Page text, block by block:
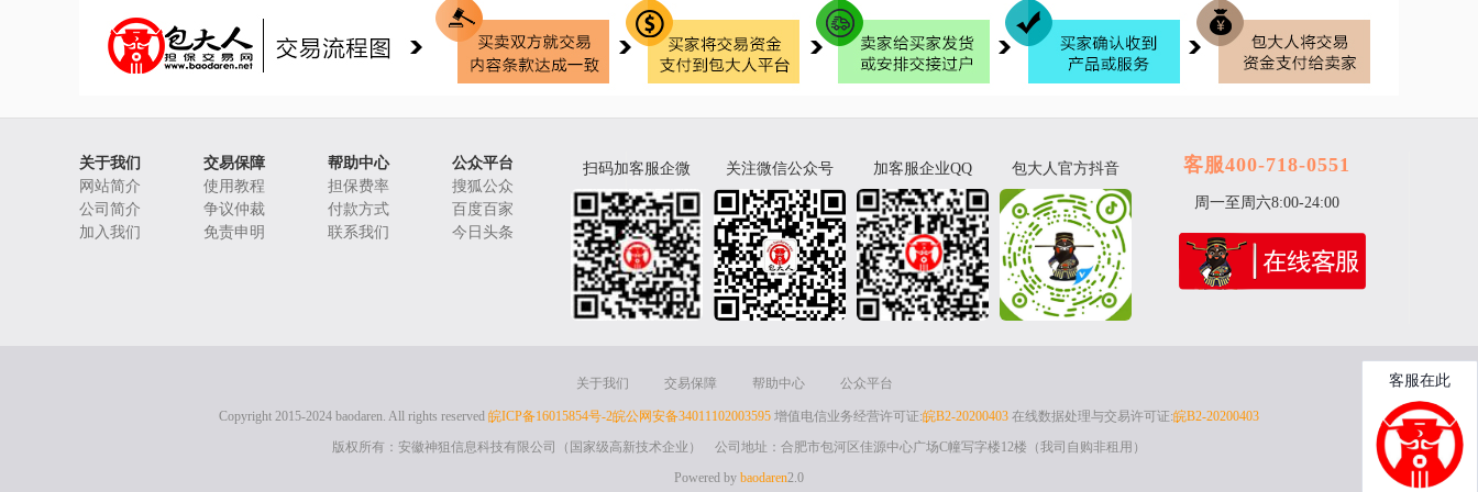
关于我们 交易保障 帮助中心
公众平台
网站简介
使用教程 担保费率
搜狐公众
公司简介
争议仲裁 付款方式
百度百家
加入我们
免责申明 联系我们 今日头条
扫码加客服企微 关注微信公众号 加客服企业QQ 包大人官方抖音 客服400-718-0551
周一至周六8:00-24:00
关于我们 交易保障 帮助中心 公众平台
Copyright 2015-2024 baodaren. All rights reserved 皖ICP备16015854号-2皖公网安备34011102003595 增值电信业务经营许可证:皖B2-20200403 在线数据处理与交易许可证:皖B2-20200403
版权所有：安徽神狙信息科技有限公司（国家级高新技术企业） 公司地址：合肥市包河区佳源中心广场C幢写字楼12楼（我司自购非租用）
Powered by baodaren2.0